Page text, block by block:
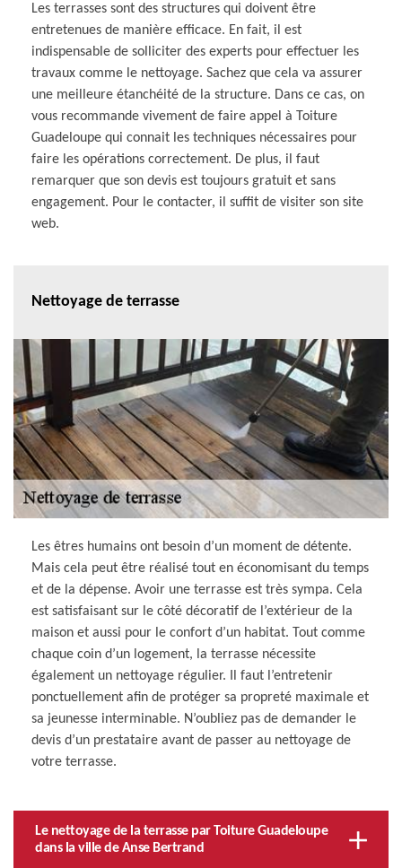
Les terrasses sont des structures qui doivent être
entretenues de manière efficace. En fait, il est
indispensable de solliciter des experts pour effectuer les
travaux comme le nettoyage. Sachez que cela va assurer
une meilleure étanchéité de la structure. Dans ce cas, on
vous recommande vivement de faire appel à Toiture
Guadeloupe qui connait les techniques nécessaires pour
faire les opérations correctement. De plus, il faut
remarquer que son devis est toujours gratuit et sans
engagement. Pour le contacter, il suffit de visiter son site
web.
Nettoyage de terrasse
Les êtres humains ont besoin d’un moment de détente.
Mais cela peut être réalisé tout en économisant du temps
et de la dépense. Avoir une terrasse est très sympa. Cela
est satisfaisant sur le côté décoratif de l’extérieur de la
maison et aussi pour le confort d’un habitat. Tout comme
chaque coin d’un logement, la terrasse nécessite
également un nettoyage régulier. Il faut l’entretenir
ponctuellement afin de protéger sa propreté maximale et
sa jeunesse interminable. N’oubliez pas de demander le
devis d’un prestataire avant de passer au nettoyage de
votre terrasse.
Le nettoyage de la terrasse par Toiture Guadeloupe
dans la ville de Anse Bertrand